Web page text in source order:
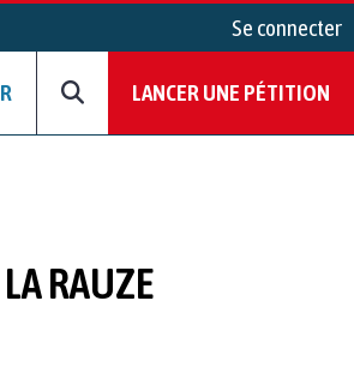
Se connecter
LANCER UNE PÉTITION
RAUZE